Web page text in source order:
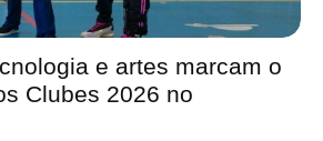
e artes marcam o
Clubes 2026 no